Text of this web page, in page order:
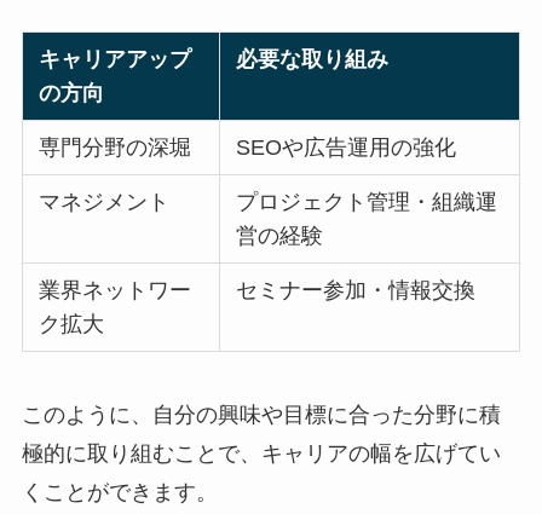
キャリアアップ
の方向
必要な取り組み
専門分野の深堀 SEOや広告運用の強化
マネジメント
プロジェクト管理・組織運
営の経験
業界ネットワー
ク拡大
セミナー参加・情報交換
このように、自分の興味や目標に合った分野に積
極的に取り組むことで、キャリアの幅を広げてい
くことができます。